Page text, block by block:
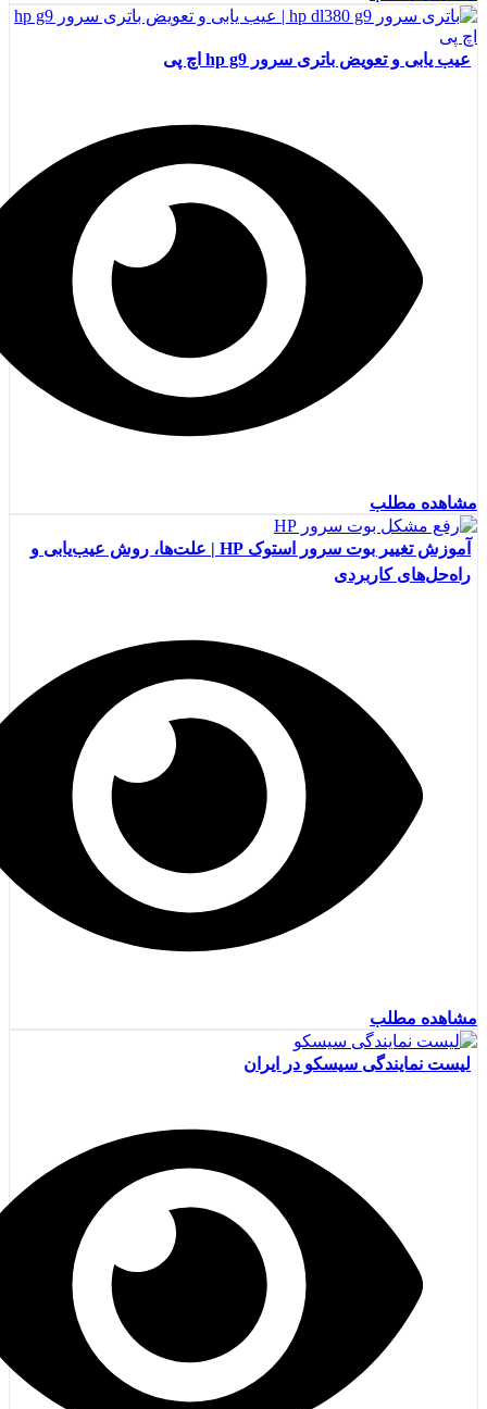
عیب یابی و تعویض باتری سرور hp g9 اچ پی
مشاهده مطلب
آموزش تغییر بوت سرور استوک HP | علت‌ها، روش عیب‌یابی و
راه‌حل‌های کاربردی
مشاهده مطلب
لیست نمایندگی سیسکو در ایران